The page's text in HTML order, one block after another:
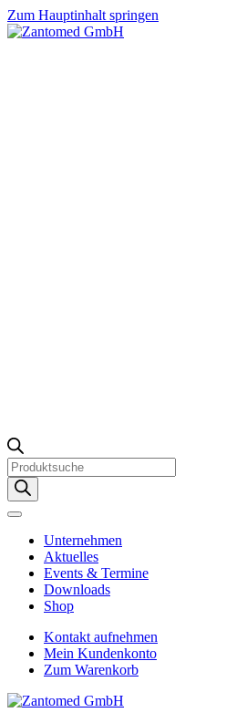
Zum Hauptinhalt springen
Products
search
Unternehmen
Aktuelles
Events & Termine
Downloads
Shop
Kontakt aufnehmen
Mein Kundenkonto
Zum Warenkorb